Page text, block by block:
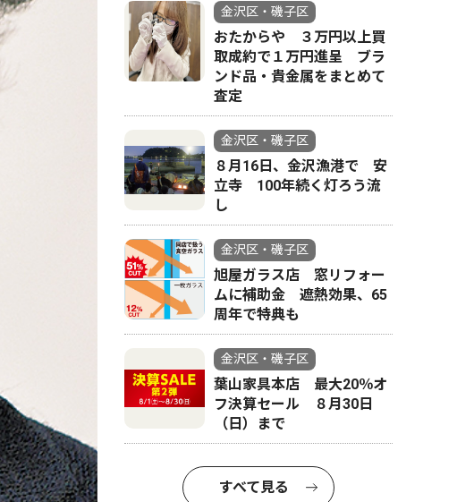
金沢区・磯子区
おたからや ３万円以上買
取成約で１万円進呈 ブラ
ンド品・貴金属をまとめて
査定
金沢区・磯子区
８月16日、金沢漁港で 安
立寺 100年続く灯ろう流
し
金沢区・磯子区
旭屋ガラス店 窓リフォー
ムに補助金 遮熱効果、65
周年で特典も
金沢区・磯子区
葉山家具本店 最大20％オ
フ決算セール ８月30日
（日）まで
すべて見る